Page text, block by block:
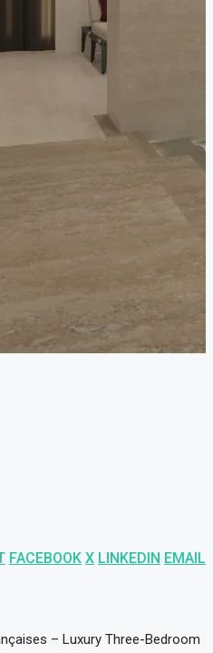
FACEBOOK X LINKEDIN EMAIL
– Luxury Three-Bedroom